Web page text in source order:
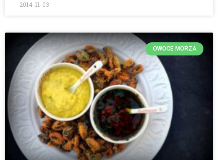
2014-11-03
OWOCE MORZA